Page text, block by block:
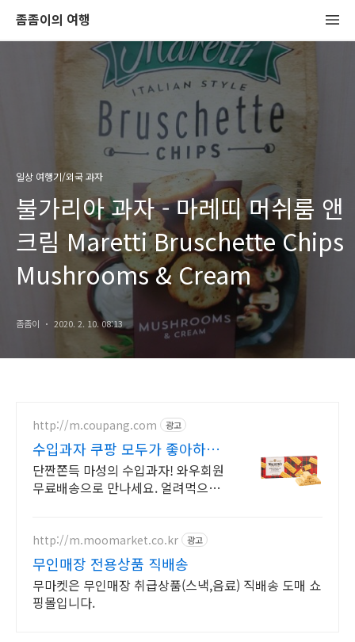
좀좀이의 여행
일상 여행기/외국 과자
불가리아 과자 - 마레띠 머쉬룸 앤
크림 Maretti Bruschette Chips
Mushrooms & Cream
좀좀이 2020. 2. 10. 08:13
http://m.coupang.com 광고
수입과자 쿠팡 모두가 좋아하는
간식
단짠쫀득 마성의 수입과자! 와우회원
무료배송으로 만나세요. 얼려먹으면
http://m.moomarket.co.kr 광고
무인매장 전용상품 직배송
무마켓은 무인매장 취급상품(스낵,음료) 직배송 도매 쇼
핑몰입니다.